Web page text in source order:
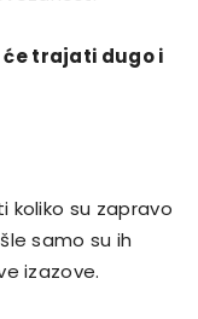
će trajati dugo i
koliko su zapravo
samo su ih
izazove.